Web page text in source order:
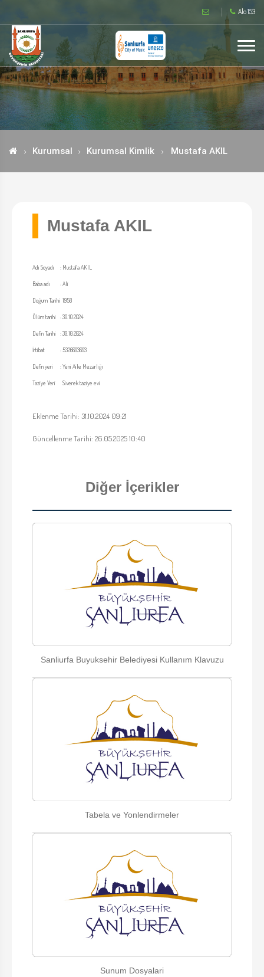
Alo 153
Kurumsal Kurumsal Kimlik Mustafa AKIL
Mustafa AKIL
Adı Soyadı : Mustafa AKIL
Baba adı :Ali
Doğum Tarihi 1958
Ölüm tarihi :30.10.2024
Defin Tarihi :30.10.2024
İrtibat :5326693693
Defin yeri :Yeni Aile Mezarlığı
Taziye Yeri Siverek taziye evi
Eklenme Tarihi: 31.10.2024 09:21
Güncellenme Tarihi: 26.05.2025 10:40
Diğer İçerikler
Sanliurfa Buyuksehir Belediyesi Kullanım Klavuzu
Tabela ve Yonlendirmeler
Sunum Dosyalari